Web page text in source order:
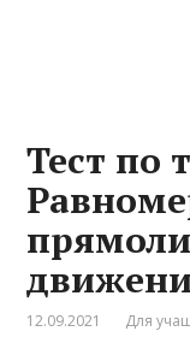
Тест по
12.09.2021 Для